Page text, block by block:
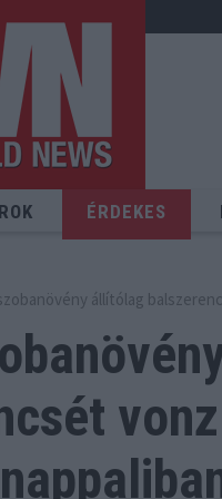
ÉRDEKES
szobanövény állítólag